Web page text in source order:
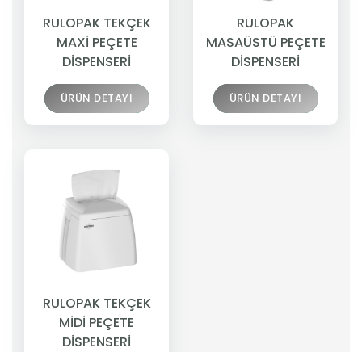
RULOPAK TEKÇEK
MAXİ PEÇETE
DİSPENSERİ
ÜRÜN DETAYI
RULOPAK
MASAÜSTÜ PEÇETE
DİSPENSERİ
ÜRÜN DETAYI
RULOPAK TEKÇEK
MİDİ PEÇETE
DİSPENSERİ